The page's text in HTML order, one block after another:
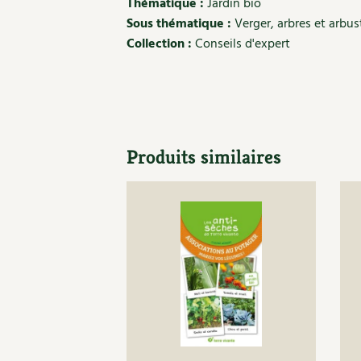
Sous thématique :Verger, arbres et
Collection :Conseils d'expert
Produits similaires